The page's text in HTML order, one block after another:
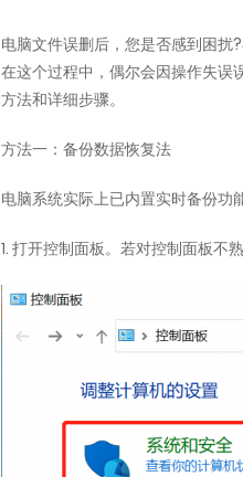
电脑文件误删后，您是否感到困
在这个过程中，偶尔会因操作失误
方法和详细步骤。
方法一：备份数据恢复法
电脑系统实际上已内置实时备份功
1. 打开控制面板。若对控制面板不